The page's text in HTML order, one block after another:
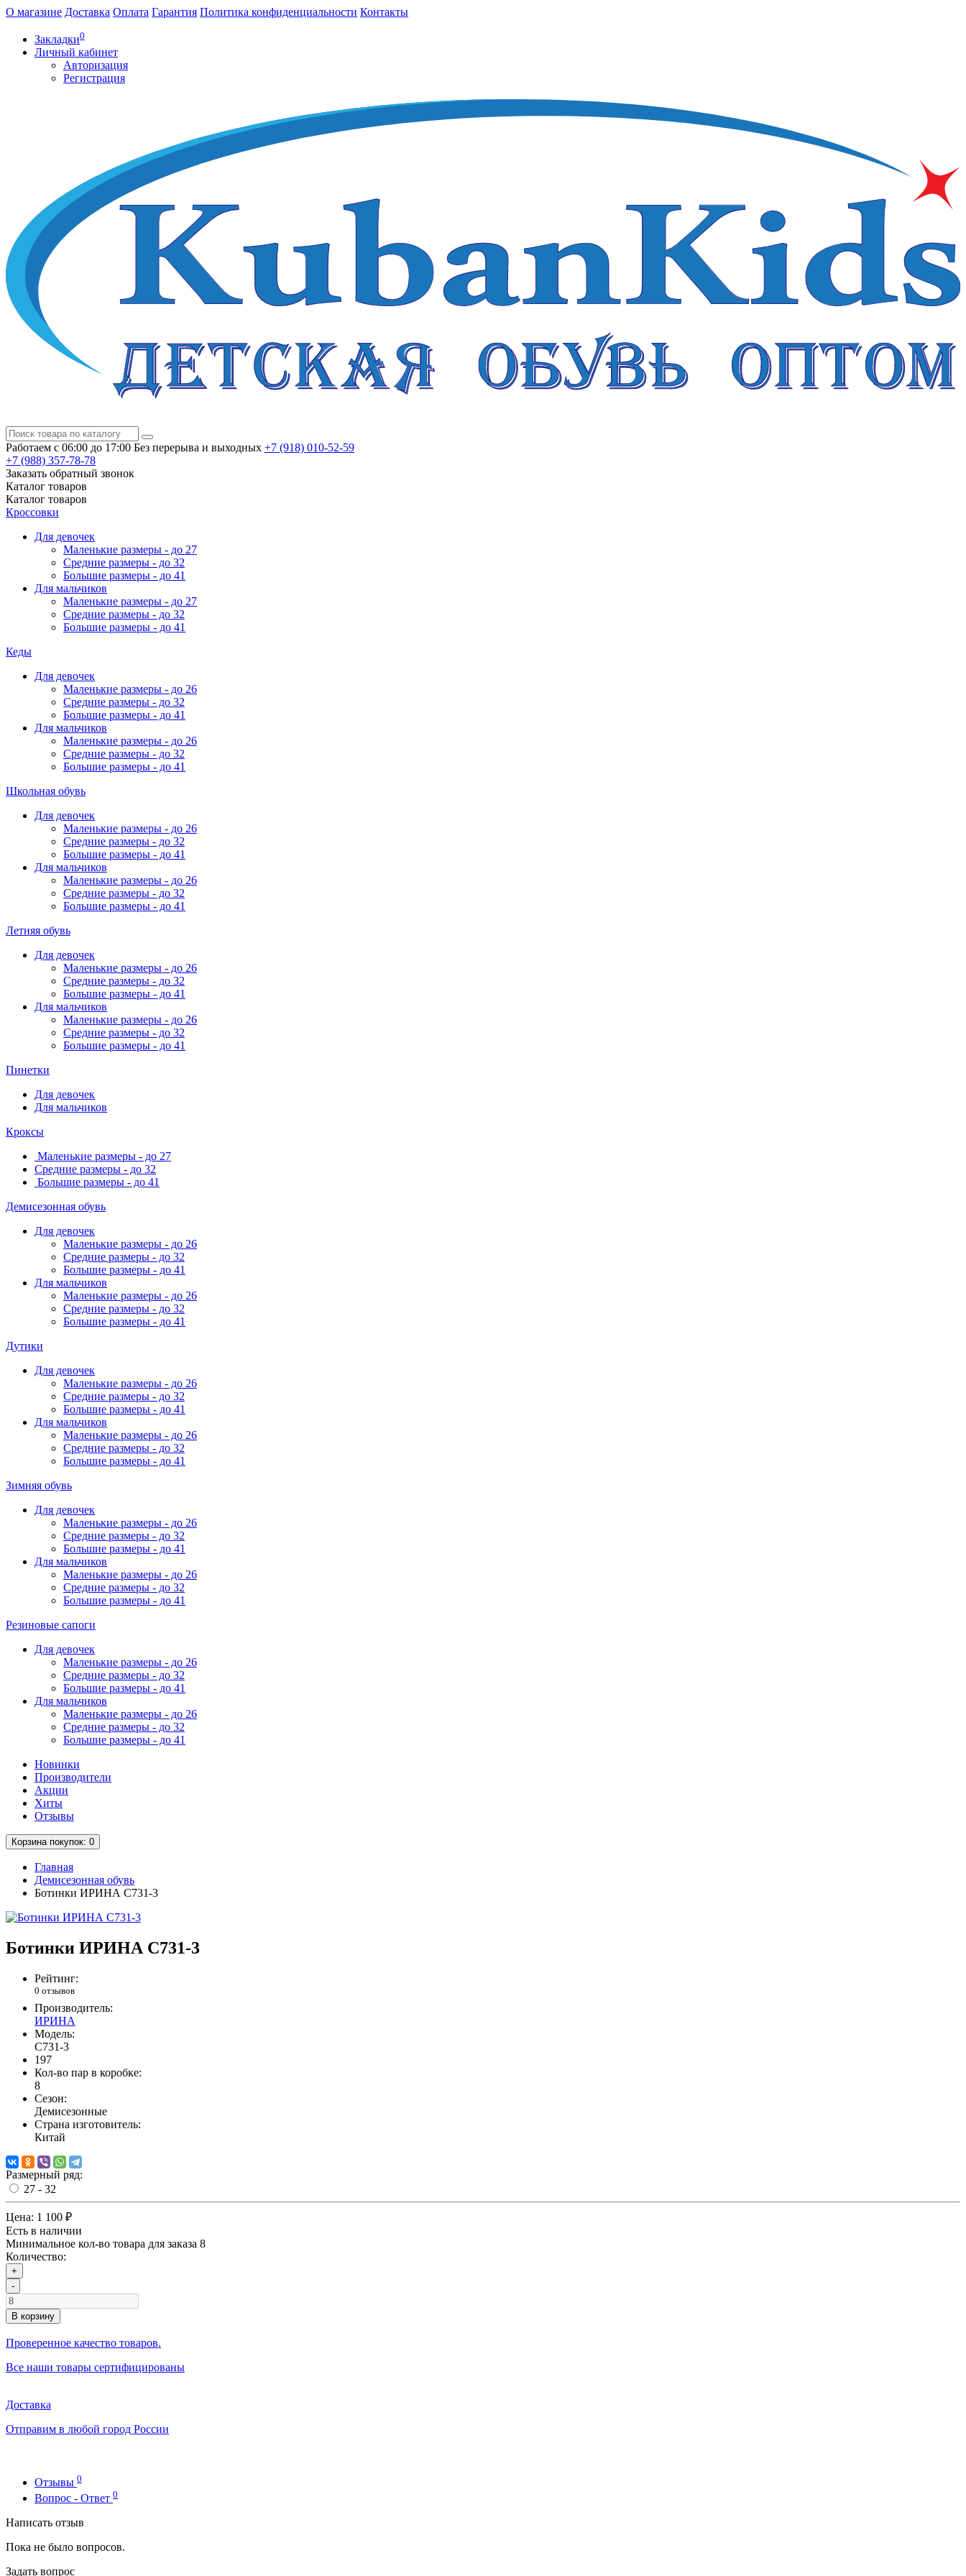
О магазине Доставка Оплата Гарантия Политика конфиденциальности Контакты
Закладки0
Личный кабинет
Авторизация
Регистрация
Работаем с 06:00 до 17:00 Без перерыва и выходных +7 (918) 010-52-59
+7 (988) 357-78-78
Заказать обратный звонок
Каталог товаров
Каталог товаров
Кроссовки
Для девочек
Маленькие размеры - до 27
Средние размеры - до 32
Большие размеры - до 41
Для мальчиков
Маленькие размеры - до 27
Средние размеры - до 32
Большие размеры - до 41
Кеды
Для девочек
Маленькие размеры - до 26
Средние размеры - до 32
Большие размеры - до 41
Для мальчиков
Маленькие размеры - до 26
Средние размеры - до 32
Большие размеры - до 41
Школьная обувь
Для девочек
Маленькие размеры - до 26
Средние размеры - до 32
Большие размеры - до 41
Для мальчиков
Маленькие размеры - до 26
Средние размеры - до 32
Большие размеры - до 41
Летняя обувь
Для девочек
Маленькие размеры - до 26
Средние размеры - до 32
Большие размеры - до 41
Для мальчиков
Маленькие размеры - до 26
Средние размеры - до 32
Большие размеры - до 41
Пинетки
Для девочек
Для мальчиков
Кроксы
Маленькие размеры - до 27
Средние размеры - до 32
Большие размеры - до 41
Демисезонная обувь
Для девочек
Маленькие размеры - до 26
Средние размеры - до 32
Большие размеры - до 41
Для мальчиков
Маленькие размеры - до 26
Средние размеры - до 32
Большие размеры - до 41
Дутики
Для девочек
Маленькие размеры - до 26
Средние размеры - до 32
Большие размеры - до 41
Для мальчиков
Маленькие размеры - до 26
Средние размеры - до 32
Большие размеры - до 41
Зимняя обувь
Для девочек
Маленькие размеры - до 26
Средние размеры - до 32
Большие размеры - до 41
Для мальчиков
Маленькие размеры - до 26
Средние размеры - до 32
Большие размеры - до 41
Резиновые сапоги
Для девочек
Маленькие размеры - до 26
Средние размеры - до 32
Большие размеры - до 41
Для мальчиков
Маленькие размеры - до 26
Средние размеры - до 32
Большие размеры - до 41
Новинки
Производители
Акции
Хиты
Отзывы
Корзинапокупок: 0
Главная
Демисезонная обувь
Ботинки ИРИНА C731-3
Ботинки ИРИНА C731-3
Рейтинг:
0 отзывов
Производитель:
ИРИНА
Модель:
C731-3
197
Кол-во пар в коробке:
8
Сезон:
Демисезонные
Страна изготовитель:
Китай
Размерный ряд:
27 - 32
Цена: 1 100 ₽
Есть в наличии
Минимальное кол-во товара для заказа 8
Количество:
+
-
В корзину
Проверенное качество товаров.
Все наши товары сертифицированы
Доставка
Отправим в любой город России
Отзывы 0
Вопрос - Ответ 0
Написать отзыв
Пока не было вопросов.
Задать вопрос